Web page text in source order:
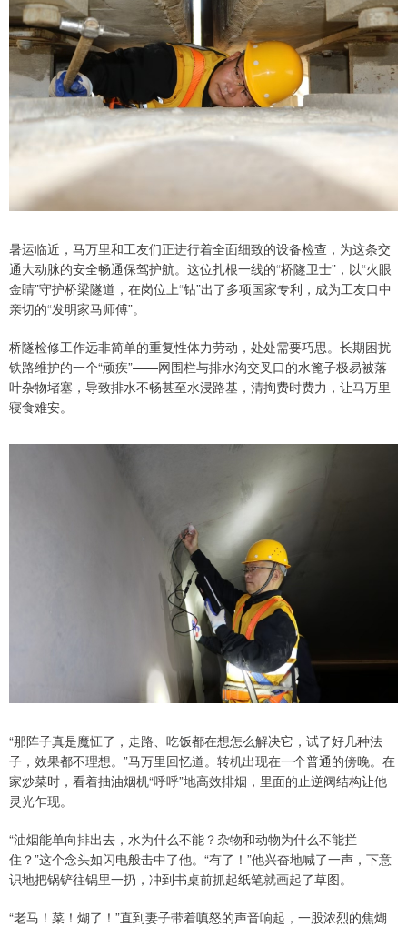
暑运临近，马万里和工友们正进行着全面细致的设备检查，为这条交
通大动脉的安全畅通保驾护航。这位扎根一线的“桥隧卫士”，以“火眼
金睛”守护桥梁隧道，在岗位上“钻”出了多项国家专利，成为工友口中
亲切的“发明家马师傅”。
桥隧检修工作远非简单的重复性体力劳动，处处需要巧思。长期困扰
铁路维护的一个“顽疾”——网围栏与排水沟交叉口的水篦子极易被落
叶杂物堵塞，导致排水不畅甚至水浸路基，清掏费时费力，让马万里
寝食难安。
“那阵子真是魔怔了，走路、吃饭都在想怎么解决它，试了好几种法
子，效果都不理想。”马万里回忆道。转机出现在一个普通的傍晚。在
家炒菜时，看着抽油烟机“呼呼”地高效排烟，里面的止逆阀结构让他
灵光乍现。
“油烟能单向排出去，水为什么不能？杂物和动物为什么不能拦
住？”这个念头如闪电般击中了他。“有了！”他兴奋地喊了一声，下意
识地把锅铲往锅里一扔，冲到书桌前抓起纸笔就画起了草图。
“老马！菜！煳了！”直到妻子带着嗔怒的声音响起，一股浓烈的焦煳